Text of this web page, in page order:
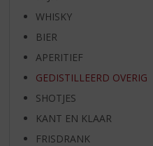
WHISKY
BIER
APERITIEF
GEDISTILLEERD OVERIG
SHOTJES
KANT EN KLAAR
FRISDRANK